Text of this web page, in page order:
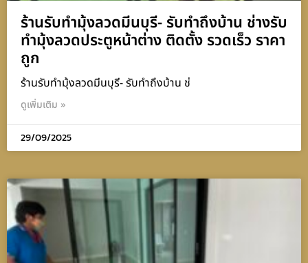
ร้านรับทำมุ้งลวดมีนบุรี- รับทำถึงบ้าน ช่างรับ
ทำมุ้งลวดประตูหน้าต่าง ติดตั้ง รวดเร็ว ราคา
ถูก
ร้านรับทำมุ้งลวดมีนบุรี- รับทำถึงบ้าน ช่
ดูเพิ่มเติม »
29/09/2025